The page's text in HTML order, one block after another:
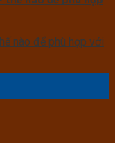
nào để phù hợp với